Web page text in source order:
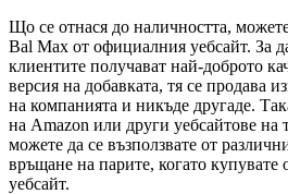
Що се отнася до наличността,
Bal Max от официалния уебсайт. За
клиентите получават най-доброто
версия на добавката, тя се продава
на компанията и никъде другаде.
на Amazon или други уебсайтове на
можете да се възползвате от
връщане на парите, когато купувате
уебсайт.